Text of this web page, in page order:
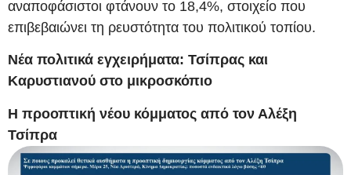
αναποφάσιστοι φτάνουν το 18,4%, στοιχείο που
επιβεβαιώνει τη ρευστότητα του πολιτικού τοπίου.
Νέα πολιτικά εγχειρήματα: Τσίπρας και
Καρυστιανού στο μικροσκόπιο
Η προοπτική νέου κόμματος από τον Αλέξη
Τσίπρα